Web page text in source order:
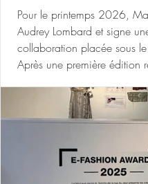
Pour le printemps 2026,
Audrey Lombard et signe
collaboration placée sous
Après une première édition
de volumes oversize et de
contemporaine, pointue,
jean et tote bag de la
reconduits dans leurs
déclinent en blue bleached